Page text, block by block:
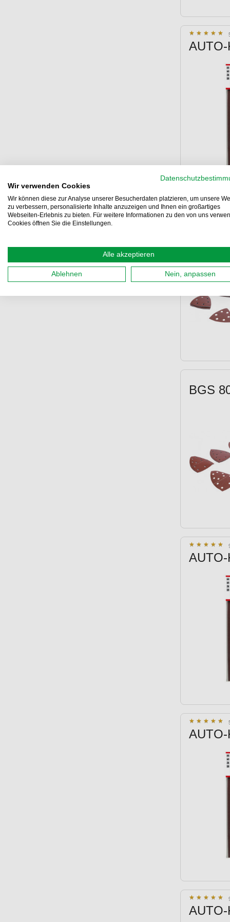
★ ★ ★ ★ ★
★ ★ ★ ★ ★
BGS
BGS
★ ★ ★ ★ ★
★ ★ ★ ★ ★
★ ★ ★ ★ ★
★ ★ ★ ★ ★
★ ★ ★ ★ ★
★ ★ ★ ★ ★
Wir verwenden Cookies
Wir können diese zur Analyse unserer Besucherdaten platzieren, um unsere
zu verbessern, personalisierte Inhalte anzuzeigen und Ihnen ein großartiges
Webseiten-Erlebnis zu bieten. Für weitere Informationen zu den von uns
Cookies öffnen Sie die Einstellungen.
Alle akzeptieren
Ablehnen Nein, anpassen